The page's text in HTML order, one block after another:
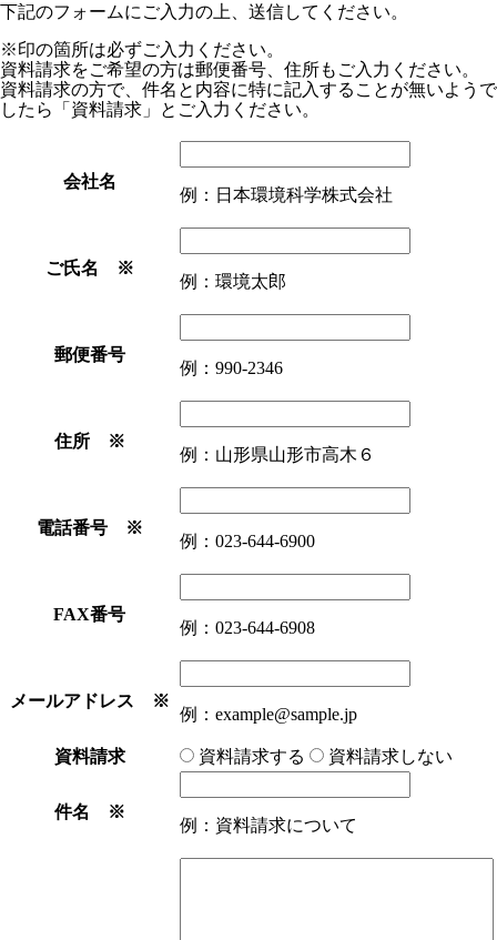
下記のフォームにご入力の上、送信してください。
※印の箇所は必ずご入力ください。
資料請求をご希望の方は郵便番号、住所もご入力ください。
資料請求の方で、件名と内容に特に記入することが無いようで
したら「資料請求」とご入力ください。
会社名
例：日本環境科学株式会社
ご氏名 ※
例：環境太郎
郵便番号
例：990-2346
住所 ※
例：山形県山形市高木６
電話番号 ※
例：023-644-6900
FAX番号
例：023-644-6908
メールアドレス ※
例：example@sample.jp
資料請求 資料請求する 資料請求しない
件名 ※
例：資料請求について